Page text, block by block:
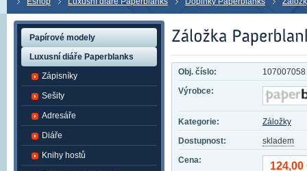
Obj. číslo:
107007058
Výrobce:
Kategorie:
Záložky
Dostupnost:
skladem
Cena:
124,00
Papírové modely
Luxusní diáře Paperblanks
Zápisníky
Sešity
Adresáře
Diáře
Knihy hostů